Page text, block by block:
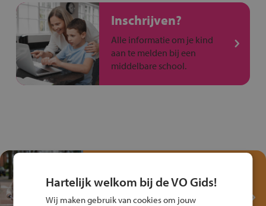
Inschrijven?
Alle informatie om je kind
aan te melden bij een
middelbare school.
Fiets Veilig
Verkeersspel!
Hartelijk welkom bij de VO Gids!
Wij maken gebruik van cookies om jouw